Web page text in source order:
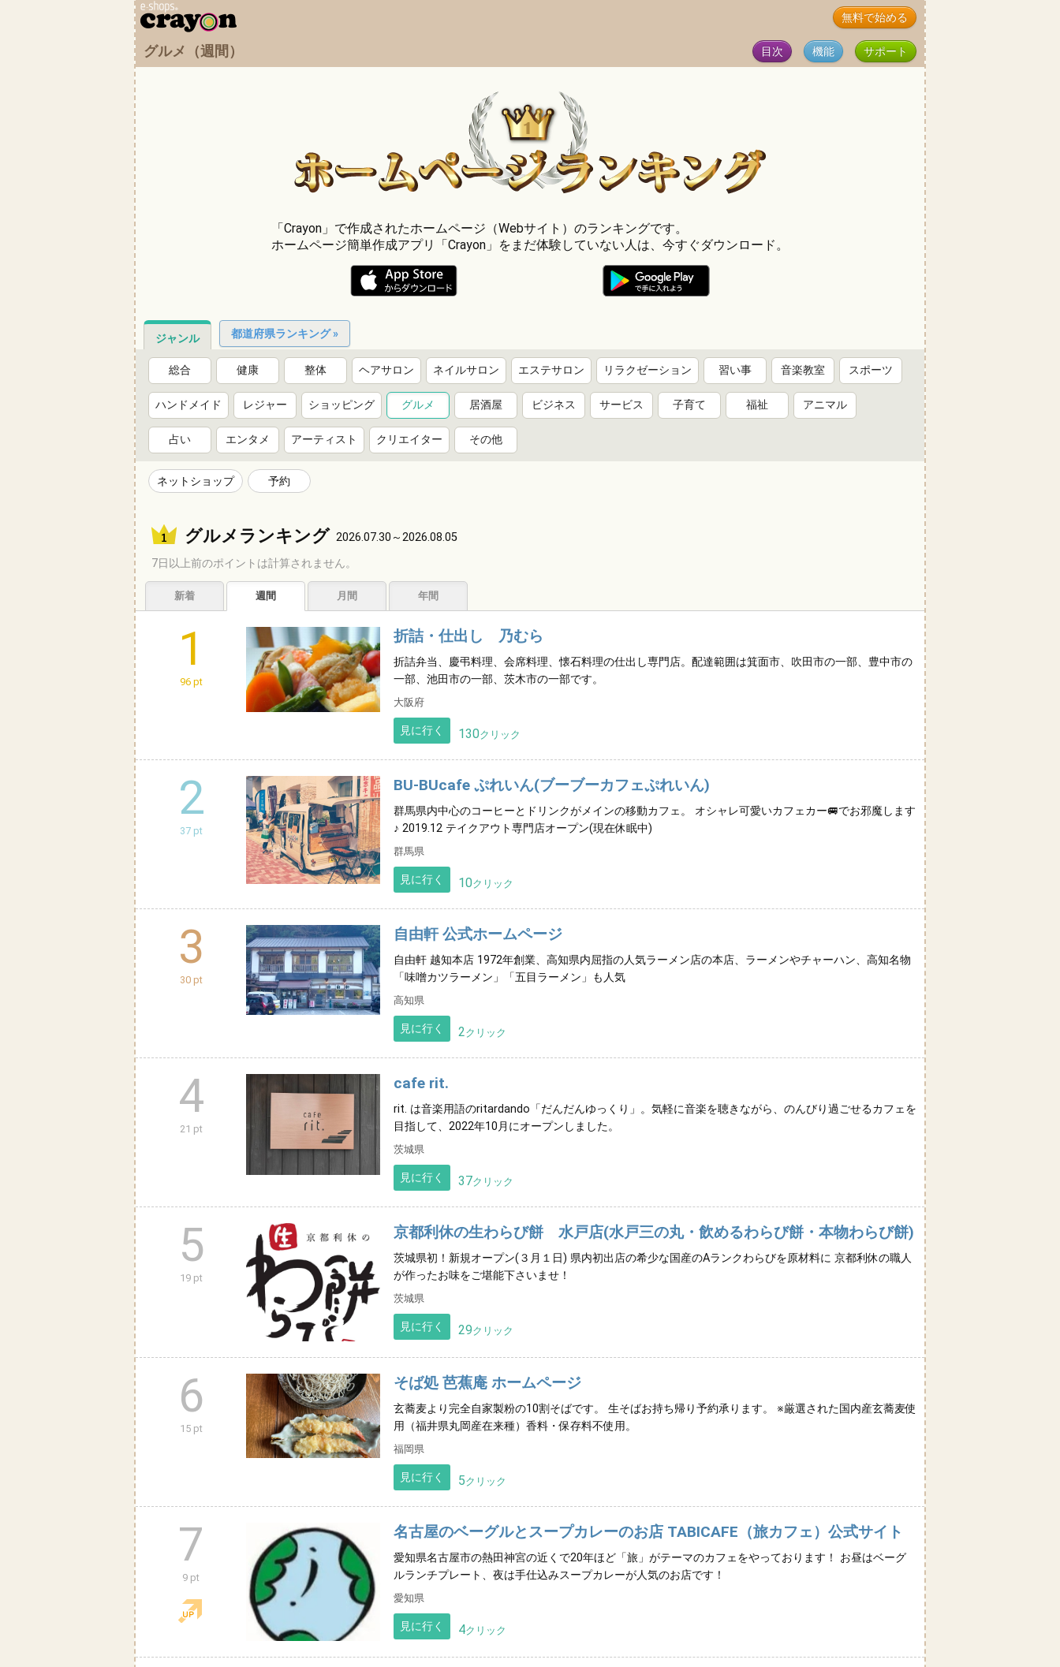
無料で始める
目次 機能 サポート
グルメ（週間）
「Crayon」で作成されたホームページ（Webサイト）のランキングです。
ホームページ簡単作成アプリ「Crayon」をまだ体験していない人は、今すぐダウンロード。
ジャンル 都道府県ランキング »
総合 健康 整体 ヘアサロン ネイルサロン エステサロン リラクゼーション 習い事 音楽教室 スポーツ
ハンドメイド レジャー ショッピング グルメ 居酒屋 ビジネス サービス 子育て 福祉 アニマル
占い エンタメ アーティスト クリエイター その他
ネットショップ 予約
グルメランキング 2026.07.30～2026.08.05
7日以上前のポイントは計算されません。
新着 週間 月間 年間
1
96 pt
折詰・仕出し 乃むら
折詰弁当、慶弔料理、会席料理、懐石料理の仕出し専門店。配達範囲は箕面市、吹田市の一部、豊中市の
一部、池田市の一部、茨木市の一部です。
大阪府
見に行く 130クリック
2
37 pt
BU-BUcafe ぷれいん(ブーブーカフェぷれいん)
群馬県内中心のコーヒーとドリンクがメインの移動カフェ。 オシャレ可愛いカフェカー🚐でお邪魔します
♪ 2019.12 テイクアウト専門店オープン(現在休眠中)
群馬県
見に行く 10クリック
3
30 pt
自由軒 公式ホームページ
自由軒 越知本店 1972年創業、高知県内屈指の人気ラーメン店の本店、ラーメンやチャーハン、高知名物
「味噌カツラーメン」「五目ラーメン」も人気
高知県
見に行く 2クリック
4
21 pt
cafe rit.
rit. は音楽用語のritardando「だんだんゆっくり」。気軽に音楽を聴きながら、のんびり過ごせるカフェを
目指して、2022年10月にオープンしました。
茨城県
見に行く 37クリック
5
19 pt
京都利休の生わらび餅 水戸店(水戸三の丸・飲めるわらび餅・本物わらび餅)
茨城県初！新規オープン(３月１日) 県内初出店の希少な国産のAランクわらびを原材料に 京都利休の職人
が作ったお味をご堪能下さいませ！
茨城県
見に行く 29クリック
6
15 pt
そば処 芭蕉庵 ホームページ
玄蕎麦より完全自家製粉の10割そばです。 生そばお持ち帰り予約承ります。 ※厳選された国内産玄蕎麦使
用（福井県丸岡産在来種）香料・保存料不使用。
福岡県
見に行く 5クリック
7
9 pt
名古屋のベーグルとスープカレーのお店 TABICAFE（旅カフェ）公式サイト
愛知県名古屋市の熱田神宮の近くで20年ほど「旅」がテーマのカフェをやっております！ お昼はベーグ
ルランチプレート、夜は手仕込みスープカレーが人気のお店です！
愛知県
見に行く 4クリック